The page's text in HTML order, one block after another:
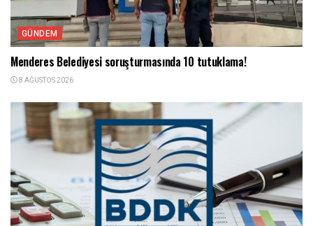
GÜNDEM
Menderes Belediyesi soruşturmasında 10 tutuklama!
8 AĞUSTOS 2026